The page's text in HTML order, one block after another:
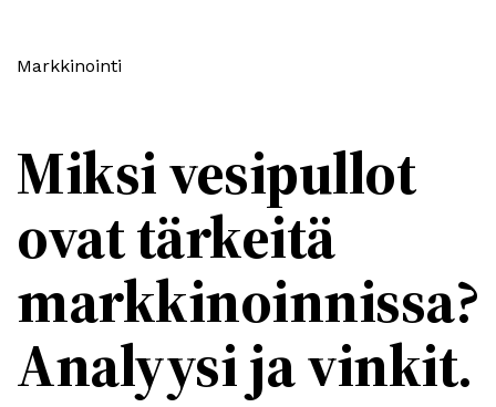
Miksi vesipullot
ovat tärkeitä
markkinoinnissa?
Analyysi ja vinkit.
Markkinointi